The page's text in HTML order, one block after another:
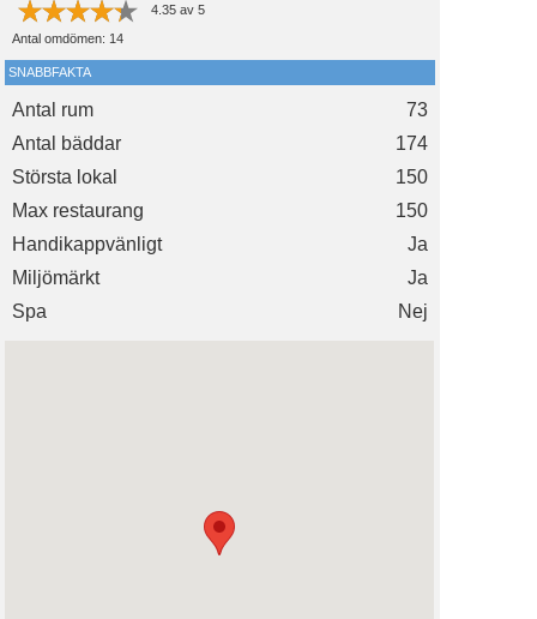
4.35 av 5
Antal omdömen: 14
SNABBFAKTA
Antal rum
73
Antal bäddar
174
Största lokal
150
Max restaurang
150
Handikappvänligt
Ja
Miljömärkt
Ja
Spa
Nej